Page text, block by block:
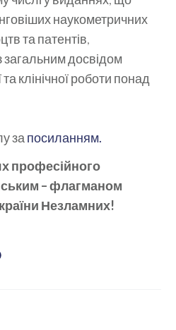
наукометричних
та патентів,
загальним досвідом
клінічної роботи понад
за посиланням.
професійного
– флагманом
Незламних!